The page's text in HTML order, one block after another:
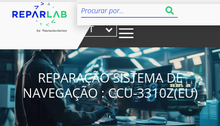
PT
REPARAÇÃO SISTEMA DE
NAVEGAÇÃO : CCU-3310Z(EU)